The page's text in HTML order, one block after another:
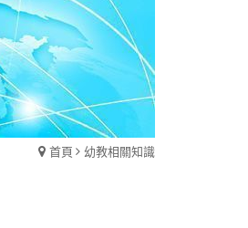
首頁 幼教相關知識